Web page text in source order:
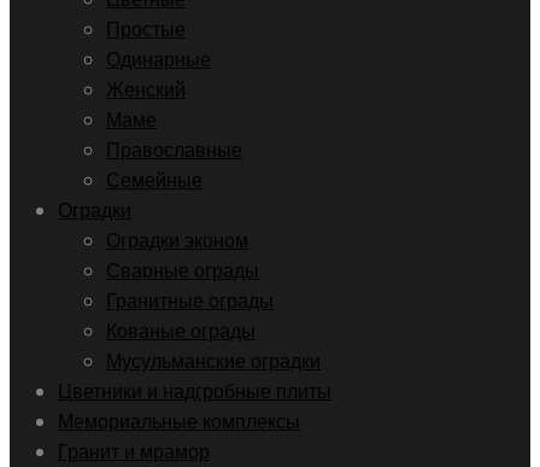
Простые
Одинарные
Женский
Маме
Православные
Семейные
Оградки
Оградки эконом
Сварные ограды
Гранитные ограды
Кованые ограды
Мусульманские оградки
Цветники и надгробные плиты
Мемориальные комплексы
Гранит и мрамор